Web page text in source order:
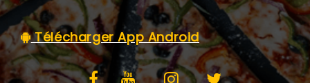
Télécharger App Android